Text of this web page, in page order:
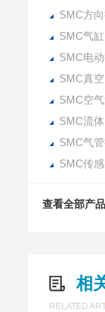
SMC方
SMC气缸
SMC电
SMC真
SMC空
SMC流
SMC气
SMC传
查看全部产品
相
RELATED